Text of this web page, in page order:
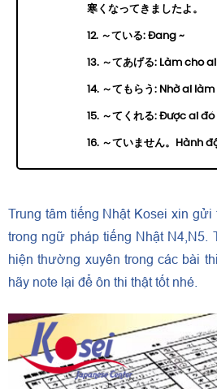
寒くなってきましたよ。
12. ～ている: Đang ~
13. ～てあげる: Làm cho
14. ～てもらう: Nhờ ai
15. ～てくれる: Được ai
16. ～ていません。Hành
Trung tâm tiếng Nhật Kosei xin
trong ngữ pháp tiếng Nhật N4,N5.
hiện thường xuyên trong các bài
hãy note lại để ôn thi thật tốt nhé.